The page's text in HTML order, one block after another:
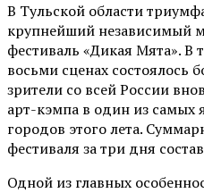
В Тульской области
крупнейший независимый
фестиваль «Дикая Мята». В
восьми сценах состоялось
зрители со всей России
арт-кэмпа в один из самых
городов этого лета.
фестиваля за три дня
Одной из главных